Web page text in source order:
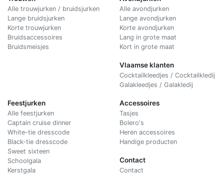
Alle trouwjurken / bruidsjurken
Lange bruidsjurken
Korte trouwjurken
Bruidsaccessoires
Bruidsmeisjes
Alle avondjurken
Lange avondjurken
Korte avondjurken
Lang in grote maat
Kort in grote maat
Vlaamse klanten
Cocktailkleedjes / Cocktailkledij
Galakleedjes / Galakledij
Feestjurken
Alle feestjurken
Captain cruise dinner
White-tie dresscode
Black-tie dresscode
Sweet sixteen
Schoolgala
Kerstgala
Accessoires
Tasjes
Bolero's
Heren accessoires
Handige producten
Contact
Contact